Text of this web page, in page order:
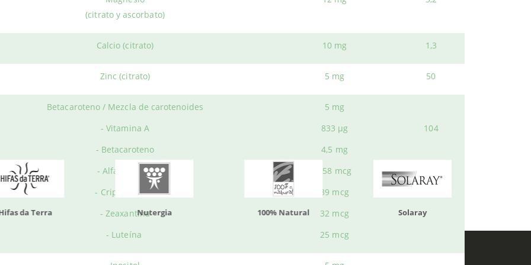
High Five Multivitaminas y Minerales
, y otros productos de las mejores marcas, al mejor precio en
Web.
(citrato y ascorbato)
Calcio (citrato) 10 mg 1,3
Zinc (citrato) 5 mg 50
Betacaroteno / Mezcla de carotenoides
- Vitamina A
- Betacaroteno
- Alfacaroteno
- Criptoxantina
- Zeaxantina
- Luteína
5 mg
833 μg
4,5 mg
158 mcg
39 mcg
32 mcg
25 mcg
104
Productos relacionados
otros productos que te pueden interesar
Terra Nutergia 100% Natural Solaray